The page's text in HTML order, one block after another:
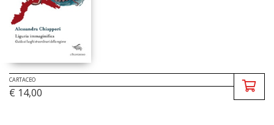
CARTACEO
€ 14,00